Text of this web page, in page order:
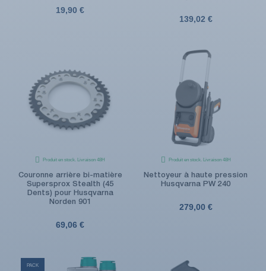
19,90 €
139,02 €
Produit en stock. Livraison 48H
Couronne arrière bi-matière
Supersprox Stealth (45
Dents) pour Husqvarna
Norden 901
69,06 €
Produit en stock. Livraison 48H
Nettoyeur à haute pression
Husqvarna PW 240
279,00 €
PACK